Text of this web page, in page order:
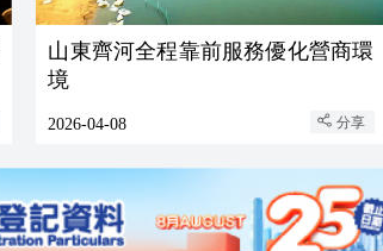
山東齊河全程靠前服務優化營商環
境
2026-04-08 分享